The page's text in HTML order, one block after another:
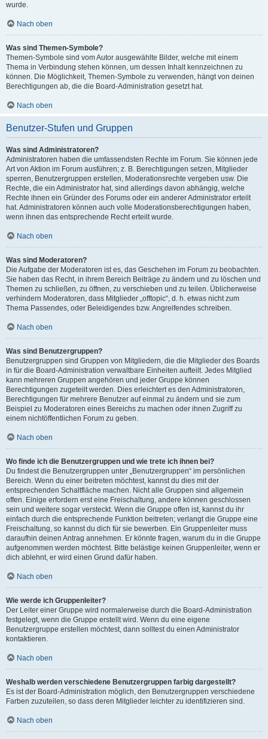
wurde.
Nach oben
Was sind Themen-Symbole?
Themen-Symbole sind vom Autor ausgewählte Bilder, welche mit einem
Thema in Verbindung stehen können, um dessen Inhalt kennzeichnen zu
können. Die Möglichkeit, Themen-Symbole zu verwenden, hängt von deinen
Berechtigungen ab, die die Board-Administration gesetzt hat.
Nach oben
Benutzer-Stufen und Gruppen
Was sind Administratoren?
Administratoren haben die umfassendsten Rechte im Forum. Sie können jede
Art von Aktion im Forum ausführen; z. B. Berechtigungen setzen, Mitglieder
sperren, Benutzergruppen erstellen, Moderationsrechte vergeben usw. Die
Rechte, die ein Administrator hat, sind allerdings davon abhängig, welche
Rechte ihnen ein Gründer des Forums oder ein anderer Administrator erteilt
hat. Administratoren können auch volle Moderationsberechtigungen haben,
wenn ihnen das entsprechende Recht erteilt wurde.
Nach oben
Was sind Moderatoren?
Die Aufgabe der Moderatoren ist es, das Geschehen im Forum zu beobachten.
Sie haben das Recht, in ihrem Bereich Beiträge zu ändern und zu löschen und
Themen zu schließen, zu öffnen, zu verschieben und zu teilen. Üblicherweise
verhindern Moderatoren, dass Mitglieder „offtopic“, d. h. etwas nicht zum
Thema Passendes, oder Beleidigendes bzw. Angreifendes schreiben.
Nach oben
Was sind Benutzergruppen?
Benutzergruppen sind Gruppen von Mitgliedern, die die Mitglieder des Boards
in für die Board-Administration verwaltbare Einheiten aufteilt. Jedes Mitglied
kann mehreren Gruppen angehören und jeder Gruppe können
Berechtigungen zugeteilt werden. Dies erleichtert es den Administratoren,
Berechtigungen für mehrere Benutzer auf einmal zu ändern und sie zum
Beispiel zu Moderatoren eines Bereichs zu machen oder ihnen Zugriff zu
einem nichtöffentlichen Forum zu geben.
Nach oben
Wo finde ich die Benutzergruppen und wie trete ich ihnen bei?
Du findest die Benutzergruppen unter „Benutzergruppen“ im persönlichen
Bereich. Wenn du einer beitreten möchtest, kannst du dies mit der
entsprechenden Schaltfläche machen. Nicht alle Gruppen sind allgemein
offen. Einige erfordern erst eine Freischaltung, andere können geschlossen
sein und weitere sogar versteckt. Wenn die Gruppe offen ist, kannst du ihr
einfach durch die entsprechende Funktion beitreten; verlangt die Gruppe eine
Freischaltung, so kannst du dich für sie bewerben. Ein Gruppenleiter muss
daraufhin deinen Antrag annehmen. Er könnte fragen, warum du in die Gruppe
aufgenommen werden möchtest. Bitte belästige keinen Gruppenleiter, wenn er
dich ablehnt, er wird einen Grund dafür haben.
Nach oben
Wie werde ich Gruppenleiter?
Der Leiter einer Gruppe wird normalerweise durch die Board-Administration
festgelegt, wenn die Gruppe erstellt wird. Wenn du eine eigene
Benutzergruppe erstellen möchtest, dann solltest du einen Administrator
kontaktieren.
Nach oben
Weshalb werden verschiedene Benutzergruppen farbig dargestellt?
Es ist der Board-Administration möglich, den Benutzergruppen verschiedene
Farben zuzuteilen, so dass deren Mitglieder leichter zu identifizieren sind.
Nach oben